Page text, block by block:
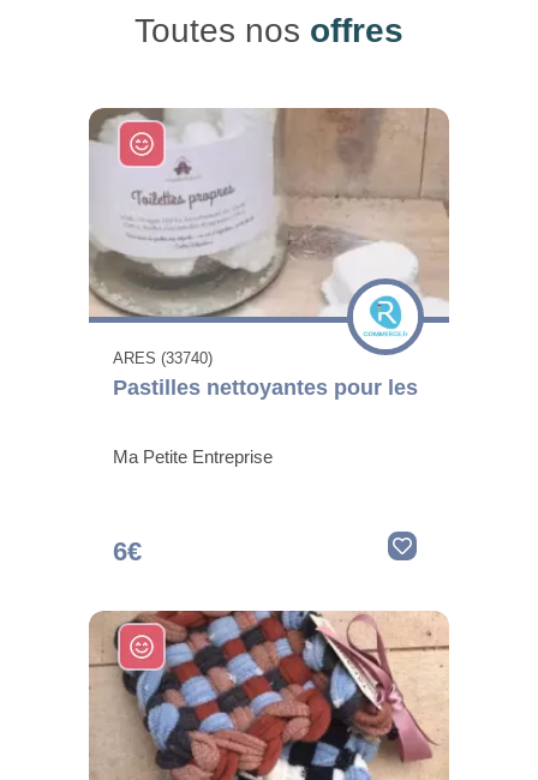
Toutes nos offres
ARES (33740)
Pastilles nettoyantes pour les
Ma Petite Entreprise
6€